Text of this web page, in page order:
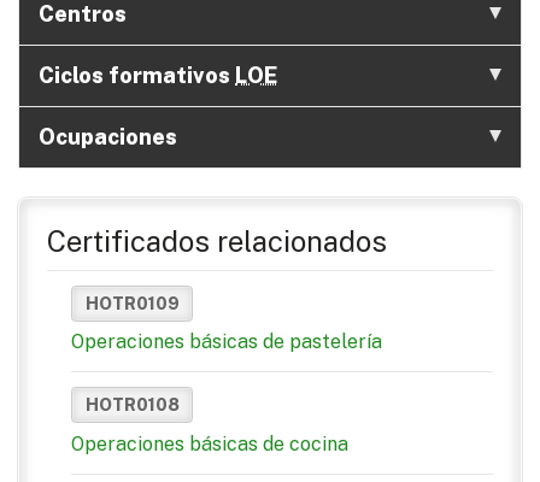
Centros
Ciclos formativos LOE
Ocupaciones
Certificados relacionados
HOTR0109
Operaciones básicas de pastelería
HOTR0108
Operaciones básicas de cocina